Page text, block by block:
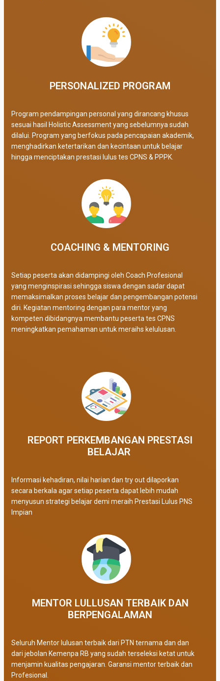
PERSONALIZED PROGRAM​
Program pendampingan personal yang dirancang khusus
sesuai hasil Holistic Assessment yang sebelumnya sudah
dilalui. Program yang berfokus pada pencapaian akademik,
menghadirkan ketertarikan dan kecintaan untuk belajar
hingga menciptakan prestasi lulus tes CPNS & PPPK.
COACHING & MENTORING
Setiap peserta akan didampingi oleh Coach Profesional
yang menginspirasi sehingga siswa dengan sadar dapat
memaksimalkan proses belajar dan pengembangan potensi
diri. Kegiatan mentoring dengan para mentor yang
kompeten dibidangnya membantu peserta tes CPNS
meningkatkan pemahaman untuk meraihs kelulusan.
REPORT PERKEMBANGAN PRESTASI
BELAJAR ​
Informasi kehadiran, nilai harian dan try out dilaporkan
secara berkala agar setiap peserta dapat lebih mudah
menyusun strategi belajar demi meraih Prestasi Lulus PNS
Impian
MENTOR LULLUSAN TERBAIK DAN
BERPENGALAMAN
Seluruh Mentor lulusan terbaik dari PTN ternama dan dan
dari jebolan Kemenpa RB yang sudah terseleksi ketat untuk
menjamin kualitas pengajaran. Garansi mentor terbaik dan
Profesional.